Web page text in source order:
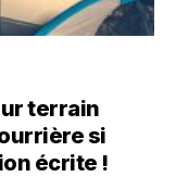
terrain
si
écrite !